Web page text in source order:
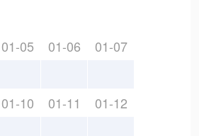
01-05 01-06 01-07
01-10 01-11 01-12